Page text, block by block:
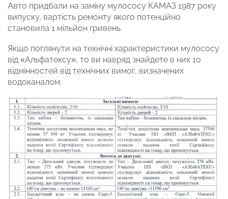
Авто придбали на заміну мулососу КАМАЗ 1987 року
випуску, вартість ремонту якого потенційно
становила 1 мільйон гривень.
Якщо поглянути на технічні характеристики мулососу
від «Альфатексу», то ви навряд знайдете в них 10
відмінностей від технічних вимог, визначених
водоканалом.